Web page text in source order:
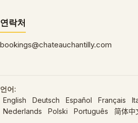
연락처
bookings@chateauchantilly.com
언어:
English
Deutsch Español Français
Nederlands
Polski Português 简体中